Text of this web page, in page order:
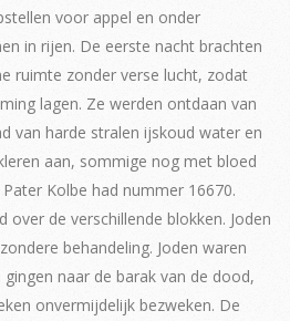
voor appel en onder
in rijen. De eerste nacht brachten
ruimte zonder verse lucht, zodat
lagen. Ze werden ontdaan van
van harde stralen ijskoud water en
aan, sommige nog met bloed
Kolbe had nummer 16670.
over de verschillende blokken. Joden
behandeling. Joden waren
naar de barak van de dood,
onvermijdelijk bezweken. De